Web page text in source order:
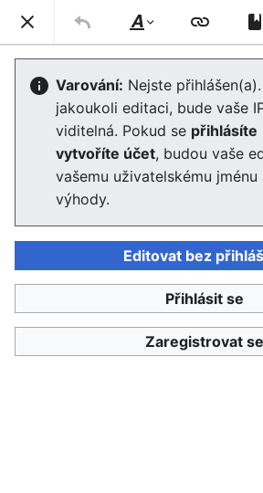
Enviwiki
Tekutá modernita
Editor se nyní načte. Pokud tuto
několika sekundách, prosím
Enviwiki
Styl
textu
Varování: Nejste
jakoukoli editaci, bude vaše
viditelná. Pokud se přihlásíte
vytvoříte účet, budou vaše
vašemu uživatelskému
výhody.
Editovat bez
Přihlásit se
Zaregistrovat se